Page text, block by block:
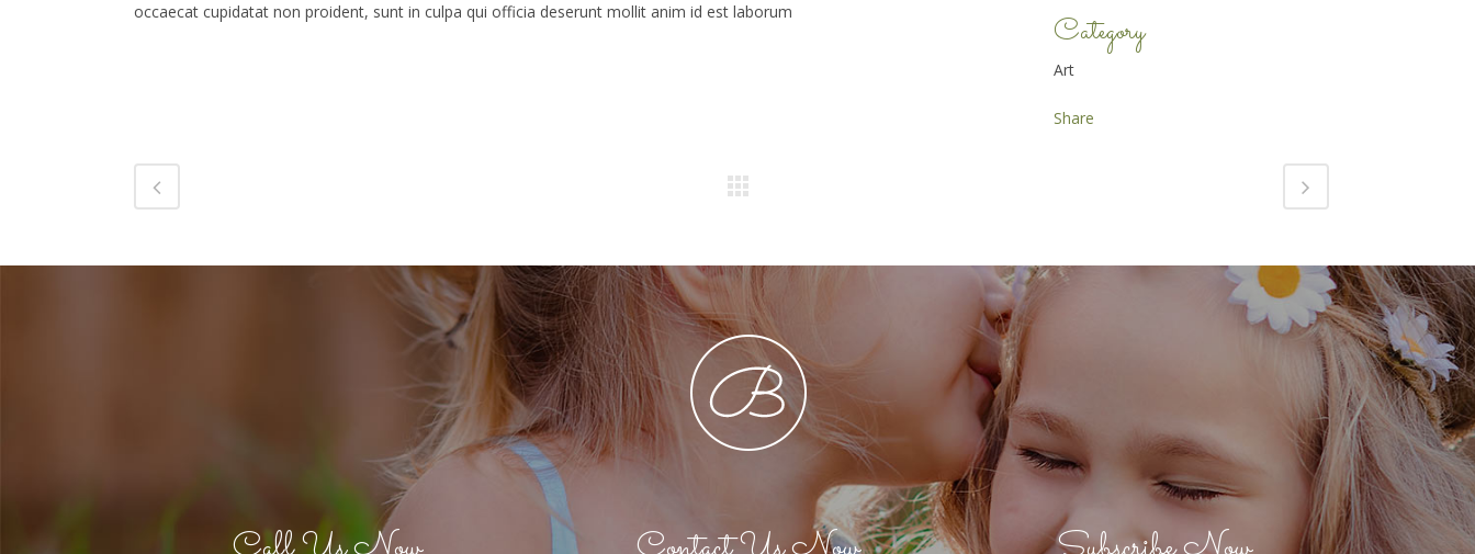
occaecat cupidatat non proident, sunt in culpa qui officia deserunt mollit anim id est laborum
Category
Art
Share